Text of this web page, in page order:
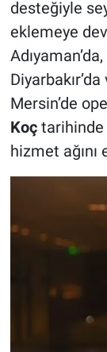
desteğiyle
eklemeye
Mersin’de
Koçtarihinde
hizmet ağını